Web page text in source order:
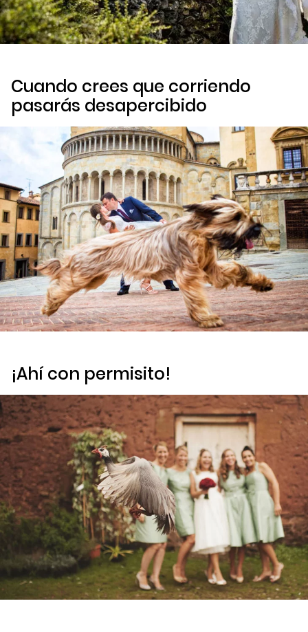
Cuando crees que corriendo
pasarás desapercibido
¡Ahí con permisito!